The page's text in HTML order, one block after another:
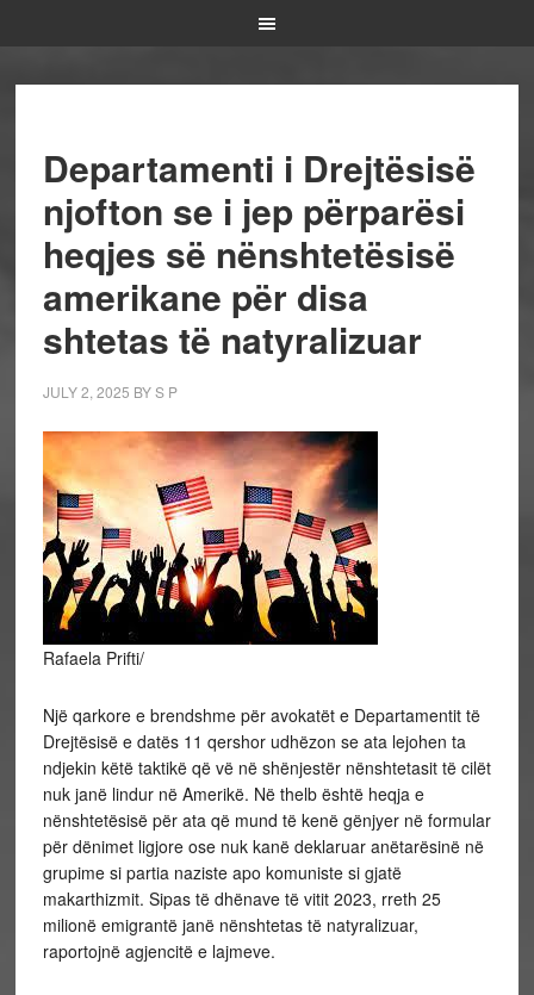
Departamenti i Drejtësisë
njofton se i jep përparësi
heqjes së nënshtetësisë
amerikane për disa
shtetas të natyralizuar
JULY 2, 2025 BYS P
Rafaela Prifti/
Një qarkore e brendshme për avokatët e Departamentit të
Drejtësisë e datës 11 qershor udhëzon se ata lejohen ta
ndjekin këtë taktikë që vë në shënjestër nënshtetasit të cilët
nuk janë lindur në Amerikë. Në thelb është heqja e
nënshtetësisë për ata që mund të kenë gënjyer në formular
për dënimet ligjore ose nuk kanë deklaruar anëtarësinë në
grupime si partia naziste apo komuniste si gjatë
makarthizmit. Sipas të dhënave të vitit 2023, rreth 25
milionë emigrantë janë nënshtetas të natyralizuar,
raportojnë agjencitë e lajmeve.